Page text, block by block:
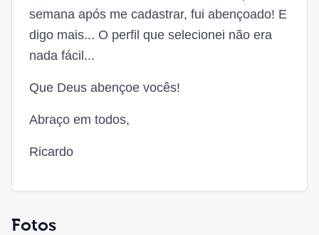
semana após me cadastrar, fui abençoado! E
digo mais... O perfil que selecionei não era
nada fácil...
Que Deus abençoe vocês!
Abraço em todos,
Ricardo
Fotos